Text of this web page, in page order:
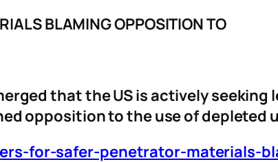
BLAMING OPPOSITION TO
that the US isactively seeking
opposition to the use of depleted
for-safer-penetrator-materials-